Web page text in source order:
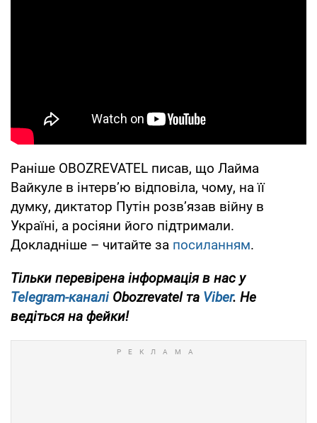
Раніше OBOZREVATEL писав, що Лайма
Вайкуле в інтервʼю відповіла, чому, на її
думку, диктатор Путін розвʼязав війну в
Україні, а росіяни його підтримали.
Докладніше – читайте за посиланням.
Тільки перевірена інформація в нас у
Telegram-каналіObozrevatel та Viber. Не
ведіться на фейки!